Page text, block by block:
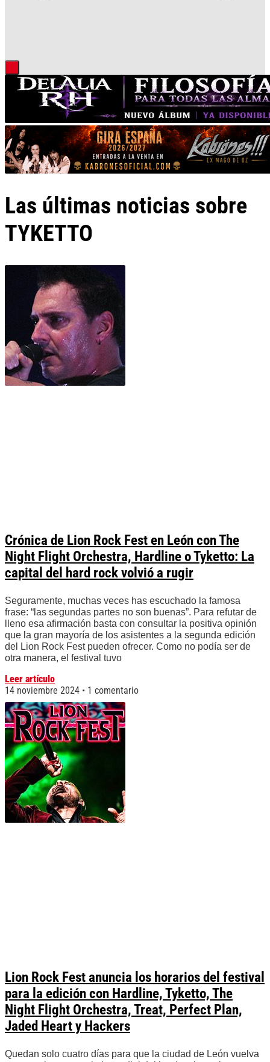
Las últimas noticias sobre
TYKETTO
Crónica de Lion Rock Fest en León con The
Night Flight Orchestra, Hardline o Tyketto: La
capital del hard rock volvió a rugir
Seguramente, muchas veces has escuchado la famosa
frase: “las segundas partes no son buenas”. Para refutar de
lleno esa afirmación basta con consultar la positiva opinión
que la gran mayoría de los asistentes a la segunda edición
del Lion Rock Fest pueden ofrecer. Como no podía ser de
otra manera, el festival tuvo
Leer artículo
14 noviembre 2024
1 comentario
Lion Rock Fest anuncia los horarios del festival
para la edición con Hardline, Tyketto, The
Night Flight Orchestra, Treat, Perfect Plan,
Jaded Heart y Hackers
Quedan solo cuatro días para que la ciudad de León vuelva